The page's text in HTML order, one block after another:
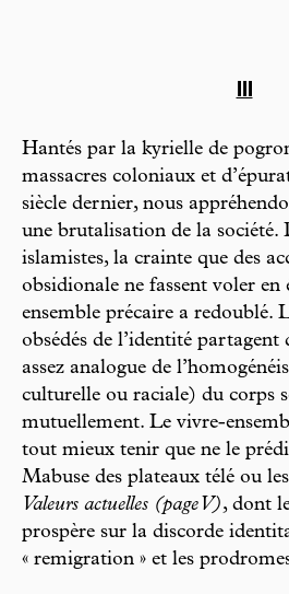
III
Hantés par la kyrielle de
massacres coloniaux et
siècle dernier, nous
une brutalisation de la société.
islamistes, la crainte que des
obsidionale ne fassent voler en
ensemble précaire a redoublé.
obsédés de l’identité partagent
assez analogue de
culturelle ou raciale) du corps
mutuellement. Le vivre-
tout mieux tenir que ne le
Mabuse des plateaux télé ou
Valeurs actuelles (page V), dont
prospère sur la discorde
« remigration » et les